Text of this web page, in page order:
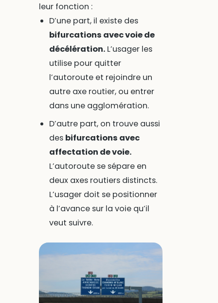
leur fonction :
D’une part, il existe des
bifurcations avec voie de
décélération.L’usager les
utilise pour quitter
l’autoroute et rejoindre un
autre axe routier, ou entrer
dans une agglomération.
D’autre part, on trouve aussi
des bifurcations avec
affectation de voie.
L’autoroute se sépare en
deux axes routiers distincts.
L’usager doit se positionner
à l’avance sur la voie qu’il
veut suivre.